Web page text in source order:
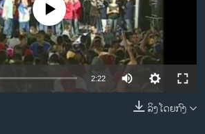
ຂ່າວsource currently available
2:22
ລິງໂດຍກົງ